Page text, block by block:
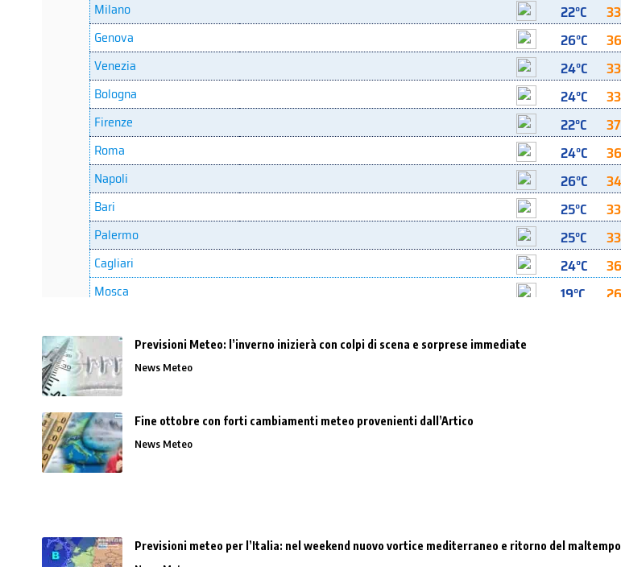
Previsioni Meteo: l’inverno inizierà con colpi di scena e sorprese immediate
News Meteo
Fine ottobre con forti cambiamenti meteo provenienti dall’Artico
News Meteo
Previsioni meteo per l’Italia: nel weekend nuovo vortice mediterraneo e ritorno del maltempo